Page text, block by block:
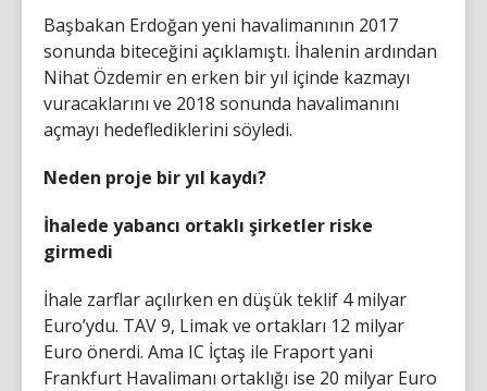
Başbakan Erdoğan yeni havalimanının 2017
sonunda biteceğini açıklamıştı. İhalenin ardından
Nihat Özdemir en erken bir yıl içinde kazmayı
vuracaklarını ve 2018 sonunda havalimanını
açmayı hedeflediklerini söyledi.
Neden proje bir yıl kaydı?
İhalede yabancı ortaklı şirketler riske
girmedi
İhale zarflar açılırken en düşük teklif 4 milyar
Euro’ydu. TAV 9, Limak ve ortakları 12 milyar
Euro önerdi. Ama IC İçtaş ile Fraport yani
Frankfurt Havalimanı ortaklığı ise 20 milyar Euro